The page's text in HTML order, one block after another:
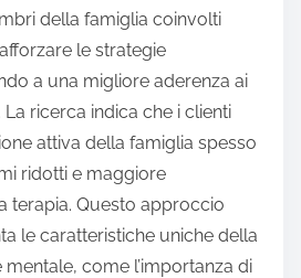
della famiglia coinvolti
le strategie
a una migliore aderenza ai
ricerca indica che i clienti
attiva della famiglia spesso
ridotti e maggiore
terapia. Questo approccio
le caratteristiche uniche della
come l’importanza di